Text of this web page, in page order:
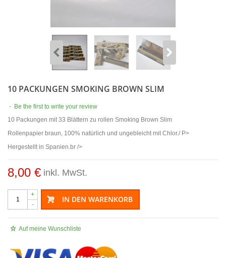
10 PACKUNGEN SMOKING BROWN SLIM
- Be the first to write your review
10 Packungen mit 33 Blättern zu rollen Smoking Brown Slim
Rollenpapier braun, 100% natürlich und ungebleicht mit Chlor./ P>
Hergestellt in Spanien.br />
8,00 € inkl. MwSt.
-
+ IN DEN WARENKORB
Auf meine Wunschliste